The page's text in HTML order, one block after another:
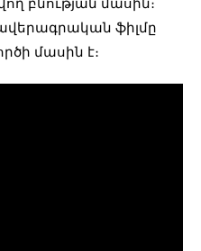
ֆիլմը
մասին է։